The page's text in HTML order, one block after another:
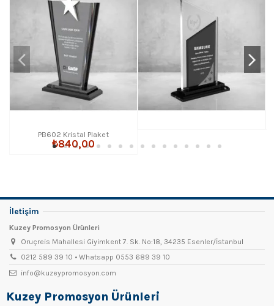
PB602 Kristal Plaket
₺840,00
İletişim
Kuzey Promosyon Ürünleri
Oruçreis Mahallesi Giyimkent 7. Sk. No:18, 34235 Esenler/İstanbul
0212 589 39 10 • Whatsapp 0553 689 39 10
info@kuzeypromosyon.com
Kuzey Promosyon Ürünleri